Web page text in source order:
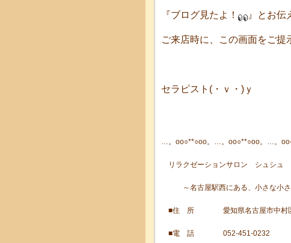
『ブログ見たよ！ 』とお伝
ご来店時に、この画面をご提
セラピスト(・ｖ・)ｙ
…。oо○**○оo。…。oо○**○оo。…。
リラクゼーションサロン シュシュ
～名古屋駅西にある、小さな小さ
■住 所 愛知県名古屋市中村区
■電 話 052-451-0232